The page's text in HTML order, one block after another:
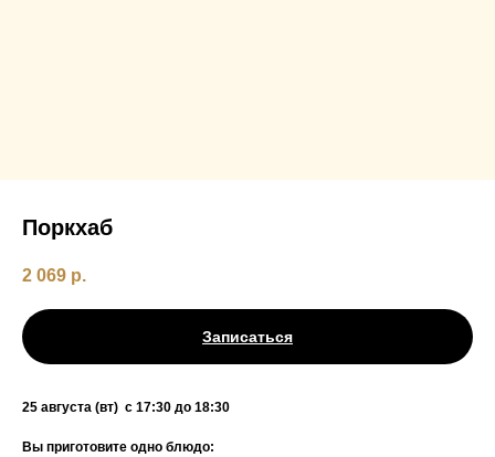
Поркхаб
2 069 р.
Записаться
25 августа (вт) с 17:30 до 18:30
Вы приготовите одно блюдо: